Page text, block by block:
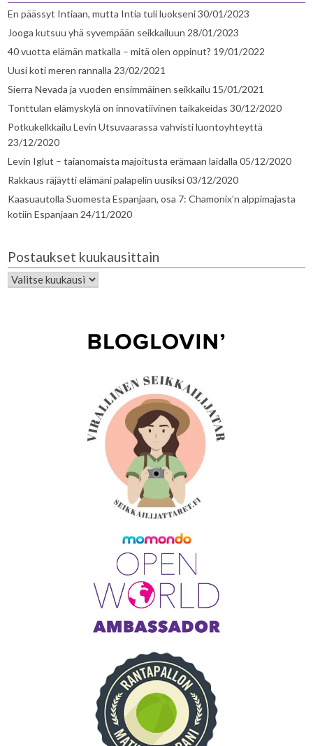
En päässyt Intiaan, mutta Intia tuli luokseni30/01/2023
Jooga kutsuu yhä syvempään seikkailuun 28/01/2023
40 vuotta elämän matkalla – mitä olen oppinut? 19/01/2022
Uusi koti meren rannalla 23/02/2021
Sierra Nevada ja vuoden ensimmäinen seikkailu 15/01/2021
Tonttulan elämyskylä on innovatiivinen taikakeidas 30/12/2020
Potkukelkkailu Levin Utsuvaarassa vahvisti luontoyhteyttä
23/12/2020
Levin Iglut – taianomaista majoitusta erämaan laidalla 05/12/2020
Rakkaus räjäytti elämäni palapelin uusiksi03/12/2020
Kaasuautolla Suomesta Espanjaan, osa 7: Chamonix’n alppimajasta
kotiin Espanjaan 24/11/2020
Postaukset kuukausittain